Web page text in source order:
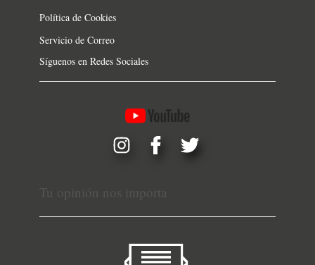
Política de Cookies
Servicio de Correo
Síguenos en Redes Sociales
Tu opinión nos importa